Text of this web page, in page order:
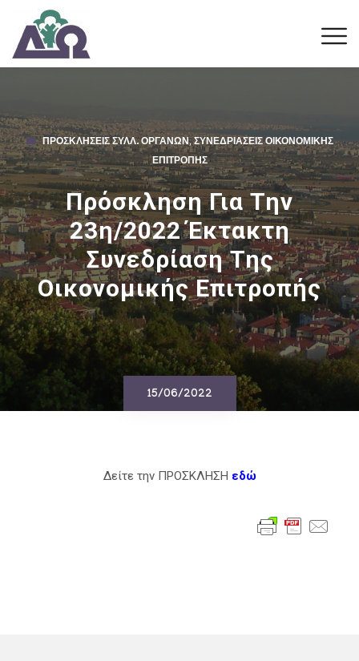
ΠΡΟΣΚΛΉΣΕΙΣ ΣΥΛΛ. ΟΡΓΆΝΩΝ,ΣΥΝΕΔΡΙΆΣΕΙΣ ΟΙΚΟΝΟΜΙΚΉΣ
ΕΠΙΤΡΟΠΉΣ
Πρόσκληση Για Την
23η/2022 Έκτακτη
Συνεδρίαση Της
Οικονομικής Επιτροπής
15/06/2022
Δείτε την ΠΡΟΣΚΛΗΣΗ εδώ